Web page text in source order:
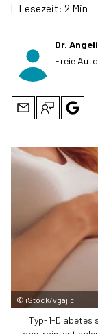
| Lesezeit: 2 Min
Dr.
Freie
© iStock/vgajic
Typ-1-Diabetes